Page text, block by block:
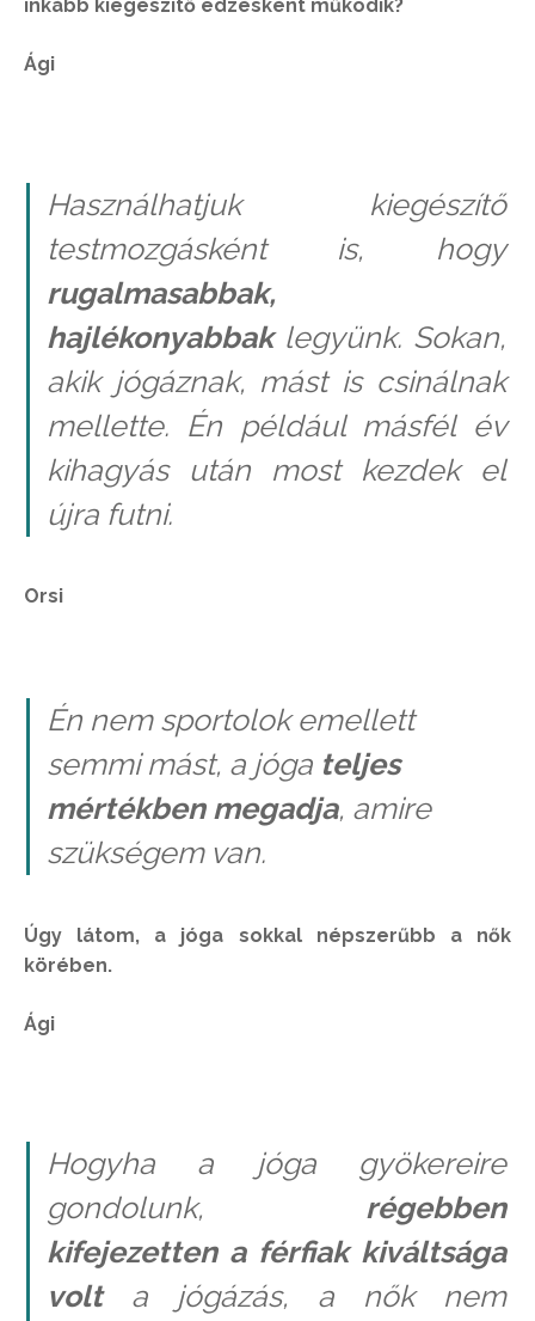
inkább kiegészítő edzésként működik?
Ági
Használhatjuk kiegészítő
testmozgásként is, hogy
rugalmasabbak,
hajlékonyabbaklegyünk. Sokan,
akik jógáznak, mást is csinálnak
mellette. Én például másfél év
kihagyás után most kezdek el
újra futni.
Orsi
Én nem sportolok emellett
semmi mást, a jóga teljes
mértékben megadja, amire
szükségem van.
Úgy látom, a jóga sokkal népszerűbb a nők
körében.
Ági
Hogyha a jóga gyökereire
gondolunk, régebben
kifejezetten a férfiak kiváltsága
volta jógázás, a nők nem